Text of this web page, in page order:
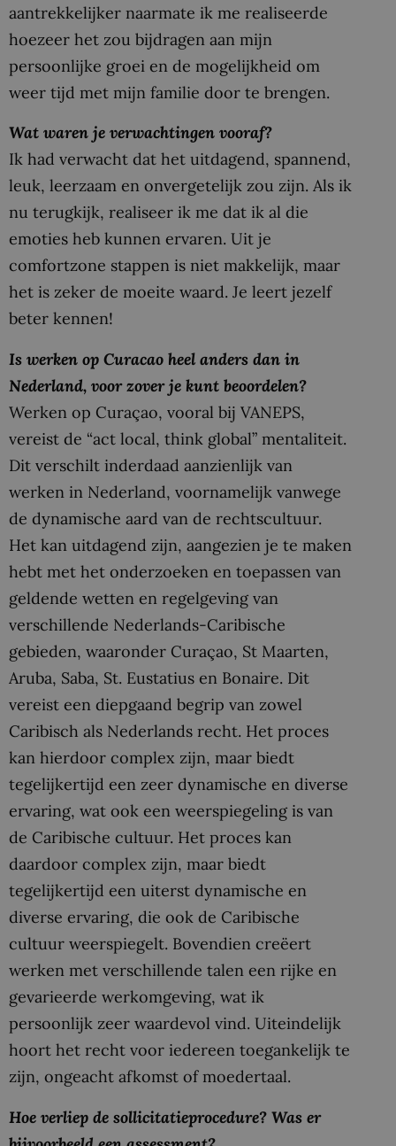
aantrekkelijker naarmate ik me realiseerde
hoezeer het zou bijdragen aan mijn
persoonlijke groei en de mogelijkheid om
weer tijd met mijn familie door te brengen.
Wat waren je verwachtingen vooraf?
Ik had verwacht dat het uitdagend, spannend,
leuk, leerzaam en onvergetelijk zou zijn. Als ik
nu terugkijk, realiseer ik me dat ik al die
emoties heb kunnen ervaren. Uit je
comfortzone stappen is niet makkelijk, maar
het is zeker de moeite waard. Je leert jezelf
beter kennen!
Is werken op Curacao heel anders dan in
Nederland, voor zover je kunt beoordelen?
Werken op Curaçao, vooral bij VANEPS,
vereist de “act local, think global” mentaliteit.
Dit verschilt inderdaad aanzienlijk van
werken in Nederland, voornamelijk vanwege
de dynamische aard van de rechtscultuur.
Het kan uitdagend zijn, aangezien je te maken
hebt met het onderzoeken en toepassen van
geldende wetten en regelgeving van
verschillende Nederlands-Caribische
gebieden, waaronder Curaçao, St Maarten,
Aruba, Saba, St. Eustatius en Bonaire. Dit
vereist een diepgaand begrip van zowel
Caribisch als Nederlands recht. Het proces
kan hierdoor complex zijn, maar biedt
tegelijkertijd een zeer dynamische en diverse
ervaring, wat ook een weerspiegeling is van
de Caribische cultuur. Het proces kan
daardoor complex zijn, maar biedt
tegelijkertijd een uiterst dynamische en
diverse ervaring, die ook de Caribische
cultuur weerspiegelt. Bovendien creëert
werken met verschillende talen een rijke en
gevarieerde werkomgeving, wat ik
persoonlijk zeer waardevol vind. Uiteindelijk
hoort het recht voor iedereen toegankelijk te
zijn, ongeacht afkomst of moedertaal.
Hoe verliep de sollicitatieprocedure? Was er